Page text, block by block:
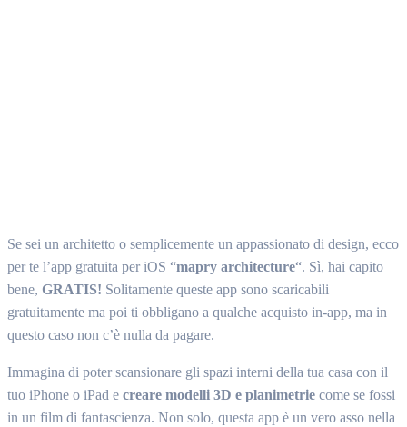
Se sei un architetto o semplicemente un appassionato di design, ecco
per te l’app gratuita per iOS “mapry architecture“. Sì, hai capito
bene, GRATIS! Solitamente queste app sono scaricabili
gratuitamente ma poi ti obbligano a qualche acquisto in-app, ma in
questo caso non c’è nulla da pagare.
Immagina di poter scansionare gli spazi interni della tua casa con il
tuo iPhone o iPad e creare modelli 3D e planimetrie come se fossi
in un film di fantascienza. Non solo, questa app è un vero asso nella